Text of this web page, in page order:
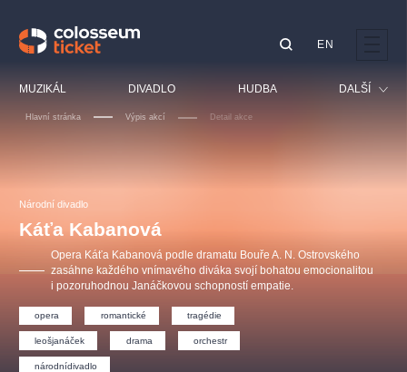
MUZIKÁL DIVADLO HUDBA DALŠÍ
Sport
EN
Hlavní stránka Výpis akcí Detail akce
Národní divadlo
Káťa Kabanová
Opera Káťa Kabanová podle dramatu Bouře A. N. Ostrovského
zasáhne každého vnímavého diváka svojí bohatou emocionalitou
i pozoruhodnou Janáčkovou schopností empatie.
opera romantické tragédie
leošjanáček drama orchestr
národnídivadlo
OBYČEJNÁ HOLKA
Agentura 44, s.r.o.
s.r.o.
Ostatní hledají
muzikálypraha